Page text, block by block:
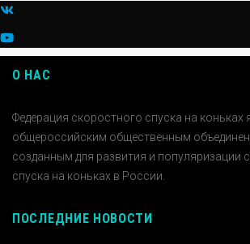
О НАС
Федерация скоростного спуска на коньках
общероссийским общественным
созданным для развития и популяризации
спуска на коньках в России.
ПОСЛЕДНИЕ НОВОСТИ